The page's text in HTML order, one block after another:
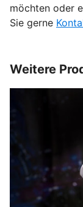
möchten oder
Sie gerne
Weitere